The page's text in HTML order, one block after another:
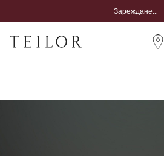
Зареждане...